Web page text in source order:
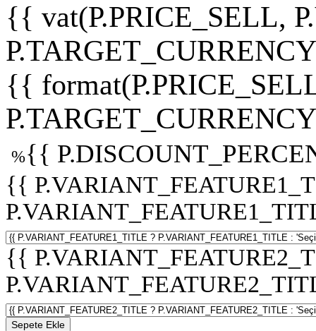
{{ vat(P.PRICE_SELL,
{{
%{{
{{
{{
Sepete Ekle